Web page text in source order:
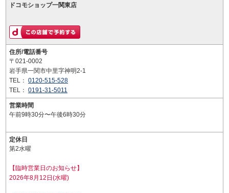
ドコモショップ一関東店
住所/電話番号
〒021-0002
岩手県一関市中里字神明2-1
TEL： 0120-515-528
TEL： 0191-31-5011
営業時間
午前9時30分〜午後6時30分
定休日
第2水曜
【臨時営業日のお知らせ】
2026年8月12日(水曜)